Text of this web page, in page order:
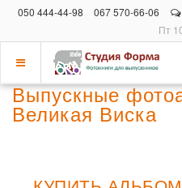
050 444-44-98 067 570-66-06
Пт
Показать
меню
Выпускные
Великая Виска